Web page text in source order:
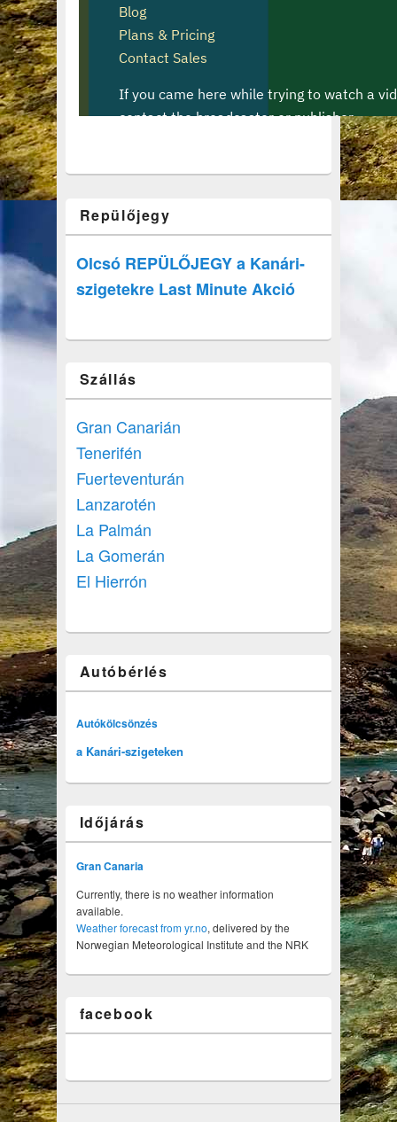
Repülőjegy
Olcsó REPÜLŐJEGY a Kanári-
szigetekre Last Minute Akció
Szállás
Gran Canarián
Tenerifén
Fuerteventurán
Lanzarotén
La Palmán
La Gomerán
El Hierrón
Autóbérlés
Autókölcsönzés
a Kanári-szigeteken
Időjárás
Gran Canaria
Currently, there is no weather information
available.
Weather forecast from yr.no, delivered by the
Norwegian Meteorological Institute and the NRK
facebook